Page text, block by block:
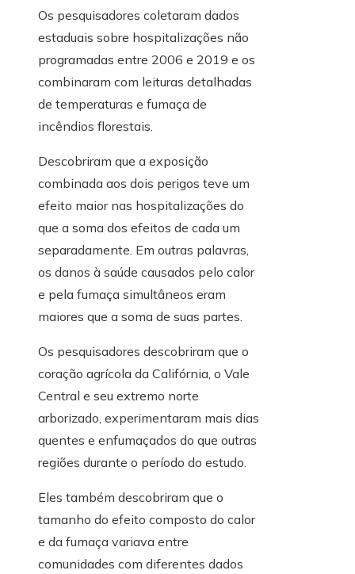
Os pesquisadores coletaram dados
estaduais sobre hospitalizações não
programadas entre 2006 e 2019 e os
combinaram com leituras detalhadas
de temperaturas e fumaça de
incêndios florestais.
Descobriram que a exposição
combinada aos dois perigos teve um
efeito maior nas hospitalizações do
que a soma dos efeitos de cada um
separadamente. Em outras palavras,
os danos à saúde causados ​​pelo calor
e pela fumaça simultâneos eram
maiores que a soma de suas partes.
Os pesquisadores descobriram que o
coração agrícola da Califórnia, o Vale
Central e seu extremo norte
arborizado, experimentaram mais dias
quentes e enfumaçados do que outras
regiões durante o período do estudo.
Eles também descobriram que o
tamanho do efeito composto do calor
e da fumaça variava entre
comunidades com diferentes dados